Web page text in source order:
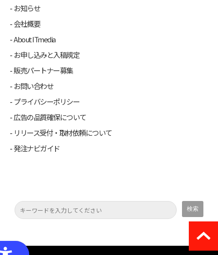
お知らせ
会社概要
About ITmedia
お申し込みと入稿規定
販売パートナー募集
お問い合わせ
プライバシーポリシー
広告の品質確保について
リリース受付・取材依頼について
発注ナビガイド